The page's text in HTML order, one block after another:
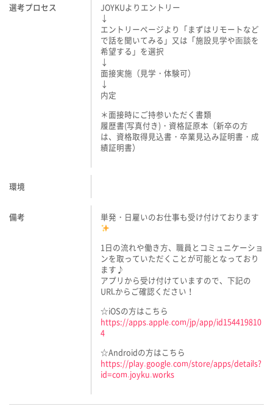
選考プロセス
JOYKUよりエントリー
↓
エントリーページより「まずはリモートなど
で話を聞いてみる」又は「施設⾒学や⾯談を
希望する」を選択
↓
面接実施（見学・体験可）
↓
内定
＊面接時にご持参いただく書類
履歴書(写真付き)・資格証原本（新卒の方
は、資格取得見込書・卒業見込み証明書・成
績証明書）
環境
備考 単発・日雇いのお仕事も受け付けております
1日の流れや働き方、職員とコミュニケーショ
ンを取っていただくことが可能となっており
ます♪
アプリから受け付けていますので、下記の
URLからご確認ください！
☆iOSの方はこちら
https://apps.apple.com/jp/app/id154419810
4
☆Androidの方はこちら
https://play.google.com/store/apps/details?
id=com.joyku.works